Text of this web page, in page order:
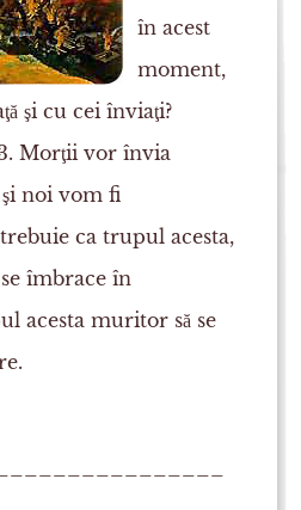
în acest
moment,
şi cu cei înviaţi?
Morţii vor învia
noi vom fi
ca trupul acesta,
îmbrace în
acesta muritor să se